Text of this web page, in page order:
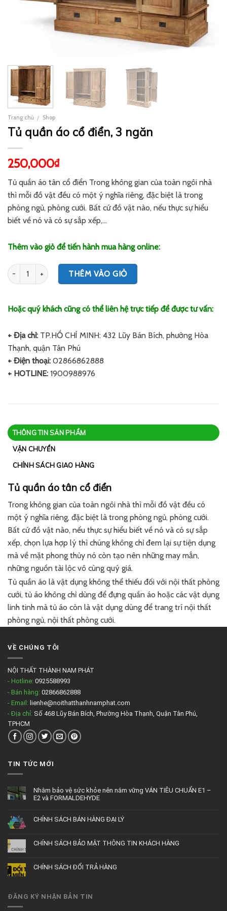
Trang chủ / Shop
Tủ quần áo cổ điển, 3 ngăn
250,000₫
Tủ quần áo tân cổ điển Trong không gian của toàn ngôi nhà
thì mỗi đồ vật đều có một ý nghĩa riêng, đặc biệt là trong
phòng ngủ, phòng cưới. Bất cứ đồ vật nào, nếu thực sự hiểu
biết về nó và có sự sắp xếp,…
Thêm vào giỏ để tiến hành mua hàng online:
Số lượng THÊM VÀO GIỎ
Hoặc quý khách cũng có thể liên hệ trực tiếp để được tư vấn:
+ Địa chỉ: TP.HỒ CHÍ MINH: 432 Lũy Bán Bích, phường Hòa
Thạnh, quận Tân Phú
+ Điện thoại: 02866862888
+ HOTLINE: 1900988976
THÔNG TIN SẢN PHẨM
VẬN CHUYỂN
CHÍNH SÁCH GIAO HÀNG
Tủ quần áo tân cổ điển
Trong không gian của toàn ngôi nhà thì mỗi đồ vật đều có
một ý nghĩa riêng, đặc biệt là trong phòng ngủ, phòng cưới.
Bất cứ đồ vật nào, nếu thực sự hiểu biết về nó và có sự sắp
xếp, chọn lựa hợp lý thì chúng không chỉ đem lại sự tiện dụng
mà về mặt phong thủy nó còn tạo nên những may mắn,
những nguồn tài lộc vô cùng quý giá.
Tủ quần áo là vật dụng không thể thiếu đối với nội thất phòng
cưới, tủ áo không chỉ dùng để đựng quần áo hoặc các vật dụng
linh tinh mà tủ áo còn là vật dụng dùng để trang trí nội thất
phòng ngủ, nội thất phòng cưới.
VỀ CHÚNG TÔI
NỘI THẤT THÀNH NAM PHÁT
- Hotline: 0925588993
- Bán hàng: 02866862888
- Email: lienhe@noithatthanhnamphat.com
- Địa chỉ: Số 468 Lũy Bán Bích, Phường Hòa Thạnh, Quận Tân Phú,
TPHCM
TIN TỨC MỚI
Nhằm bảo vệ sức khỏe nên nắm vững VÁN TIÊU CHUẨN E1 –
E2 và FORMALDEHYDE
CHÍNH SÁCH BÁN HÀNG ĐẠI LÝ
CHÍNH SÁCH BẢO MẬT THÔNG TIN KHÁCH HÀNG
CHÍNH SÁCH ĐỔI TRẢ HÀNG
ĐĂNG KÝ NHẬN BẢN TIN